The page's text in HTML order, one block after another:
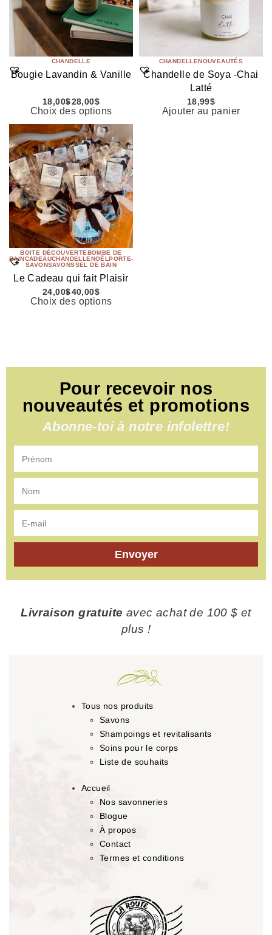
CHANDELLE
Bougie Lavandin & Vanille
18,00$28,00$
Choix des options
CHANDELLENOUVEAUTÉS
Chandelle de Soya -Chai
Latté
18,99$
Ajouter au panier
BOITE DÉCOUVERTEBOMBE DE
BAINCADEAUCHANDELLENOËLPORTE-
SAVONSAVONSSEL DE BAIN
Le Cadeau qui fait Plaisir
24,00$40,00$
Choix des options
Pour recevoir nos
nouveautés et promotions
Abonne-toi à notre infolettre!
Envoyer
Livraison gratuite avec achat de 100 $ et
plus !
Tous nos produits
Savons
Shampoings et revitalisants
Soins pour le corps
Liste de souhaits
Accueil
Nos savonneries
Blogue
À propos
Contact
Termes et conditions